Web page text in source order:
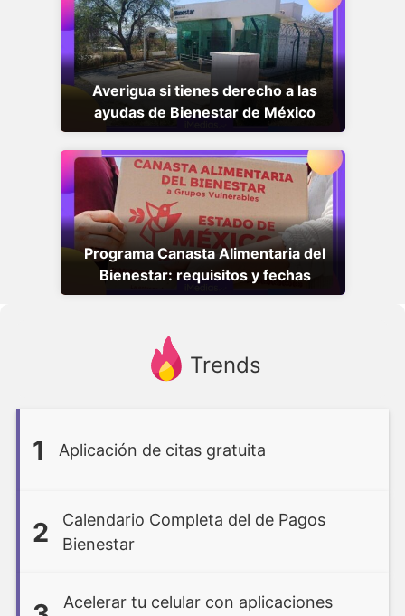
Averigua si tienes derecho a las
ayudas de Bienestar de México
Programa Canasta Alimentaria del
Bienestar: requisitos y fechas
Trends
1 Aplicación de citas gratuita
2
Calendario Completa del de Pagos
Bienestar
Acelerar tu celular con aplicaciones